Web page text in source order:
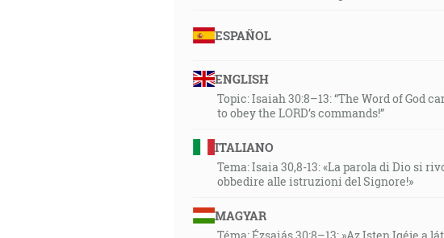
ESPAÑOL
ENGLISH
Topic: Isaiah 30:8–13: “The Word of God
to obey the LORD’s commands!”
ITALIANO
Tema: Isaia 30,8-13: «La parola di Dio si
obbedire alle istruzioni del Signore!»
MAGYAR